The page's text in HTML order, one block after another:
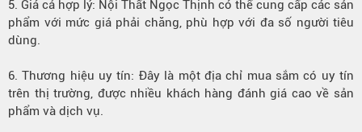
5. Giá cả hợp lý: Nội Thất Ngọc Thịnh có thể cung cấp các sản
phẩm với mức giá phải chăng, phù hợp với đa số người tiêu
dùng.
6. Thương hiệu uy tín: Đây là một địa chỉ mua sắm có uy tín
trên thị trường, được nhiều khách hàng đánh giá cao về sản
phẩm và dịch vụ.